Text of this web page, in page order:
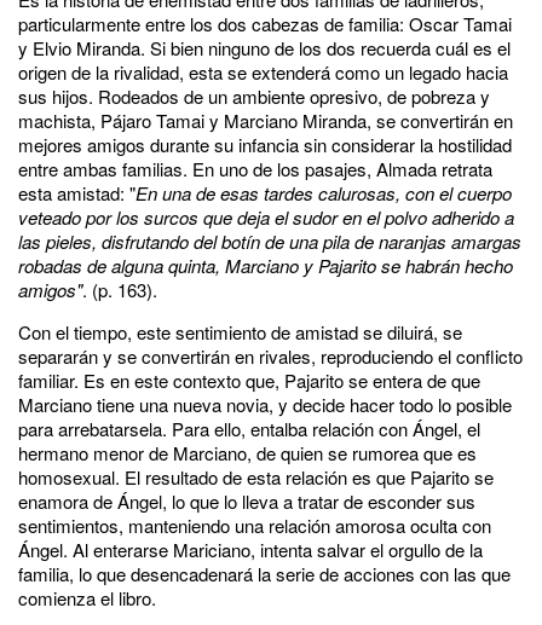
particularmente entre los dos cabezas de familia: Oscar Tamai
y Elvio Miranda. Si bien ninguno de los dos recuerda cuál es el
origen de la rivalidad, esta se extenderá como un legado hacia
sus hijos. Rodeados de un ambiente opresivo, de pobreza y
machista, Pájaro Tamai y Marciano Miranda, se convertirán en
mejores amigos durante su infancia sin considerar la hostilidad
entre ambas familias. En uno de los pasajes, Almada retrata
esta amistad: "En una de esas tardes calurosas, con el cuerpo
veteado por los surcos que deja el sudor en el polvo adherido a
las pieles, disfrutando del botín de una pila de naranjas amargas
robadas de alguna quinta, Marciano y Pajarito se habrán hecho
amigos". (p. 163).
Con el tiempo, este sentimiento de amistad se diluirá, se
separarán y se convertirán en rivales, reproduciendo el conflicto
familiar. Es en este contexto que, Pajarito se entera de que
Marciano tiene una nueva novia, y decide hacer todo lo posible
para arrebatarsela. Para ello, entalba relación con Ángel, el
hermano menor de Marciano, de quien se rumorea que es
homosexual. El resultado de esta relación es que Pajarito se
enamora de Ángel, lo que lo lleva a tratar de esconder sus
sentimientos, manteniendo una relación amorosa oculta con
Ángel. Al enterarse Mariciano, intenta salvar el orgullo de la
familia, lo que desencadenará la serie de acciones con las que
comienza el libro.